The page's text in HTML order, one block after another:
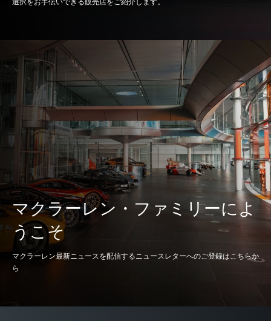
ブレーキ
100-0kph (62-0mph) 30m (98ft)
200-0kph (124-0mph) 116m (381ft)
燃費*
酸化炭素排出量 194g/km
マクラーレン・ファミリーによ
うこそ
マクラーレン最新ニュースを配信するニュースレターへのご登録はこちらか
ら